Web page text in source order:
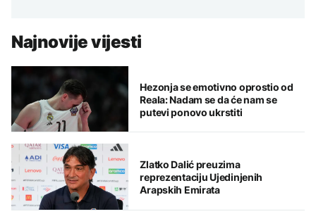
Najnovije vijesti
Hezonja se emotivno oprostio od
Reala: Nadam se da će nam se
putevi ponovo ukrstiti
Zlatko Dalić preuzima
reprezentaciju Ujedinjenih
Arapskih Emirata